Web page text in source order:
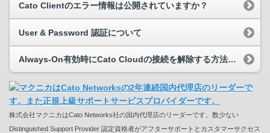
Cato Clientのエラー情報は公開されていますか？
User & Password 認証について
Always-On有効時にCato Cloudの接続を解除する方法はありますか？
株式会社マクニカはCato Networks社の国内代理店のリーダーです。数少ない
Distinguished Support Provider 認定資格者がアフターサポートとカスタマーサクセス